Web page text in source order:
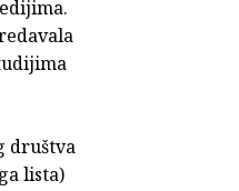
društva
lista)